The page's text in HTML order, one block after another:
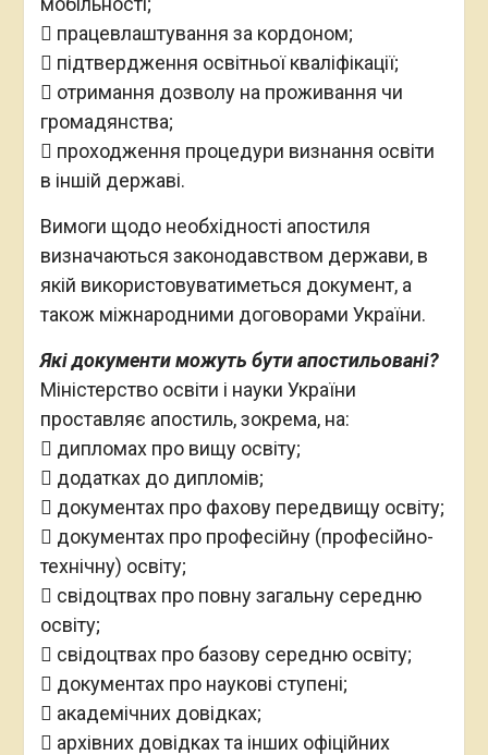
 працевлаштування за кордоном;
 підтвердження освітньої кваліфікації;
 отримання дозволу на проживання чи
громадянства;
 проходження процедури визнання освіти
в іншій державі.
Вимоги щодо необхідності апостиля
визначаються законодавством держави, в
якій використовуватиметься документ, а
також міжнародними договорами України.
Які документи можуть бути апостильовані?
Міністерство освіти і науки України
проставляє апостиль, зокрема, на:
 дипломах про вищу освіту;
 додатках до дипломів;
 документах про фахову передвищу освіту;
 документах про професійну (професійно-
технічну) освіту;
 свідоцтвах про повну загальну середню
освіту;
 свідоцтвах про базову середню освіту;
 документах про наукові ступені;
 академічних довідках;
 архівних довідках та інших офіційних